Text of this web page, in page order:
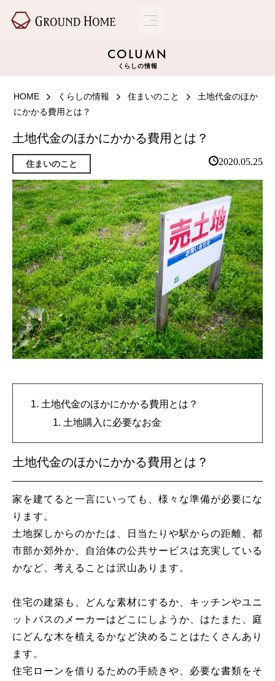
COLUMN
くらしの情報
HOME くらしの情報 住まいのこと
土地代金のほか
にかかる費用とは？
土地代金のほかにかかる費用とは？
住まいのこと 2020.05.25
土地代金のほかにかかる費用とは？
土地購入に必要なお金
土地代金のほかにかかる費用とは？
家を建てると一言にいっても、様々な準備が必要にな
ります。
土地探しからのかたは、日当たりや駅からの距離、都
市部か郊外か、自治体の公共サービスは充実している
かなど、考えることは沢山あります。
住宅の建築も、どんな素材にするか、キッチンやユニ
ットバスのメーカーはどこにしようか、はたまた、庭
にどんな木を植えるかなど決めることはたくさんあり
ます。
住宅ローンを借りるための手続きや、必要な書類をそ